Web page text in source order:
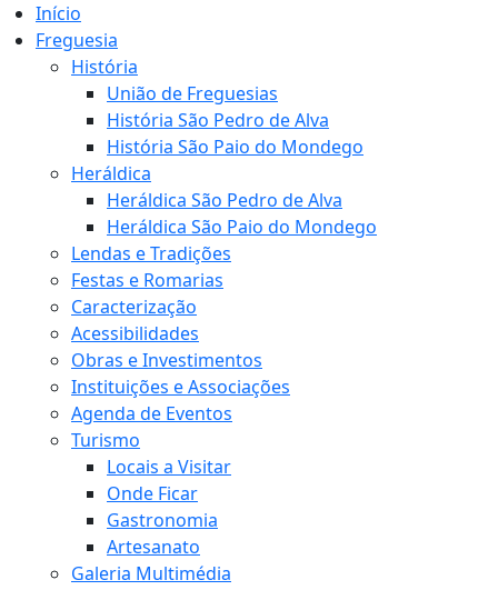
Início
Freguesia
História
União de Freguesias
História São Pedro de Alva
História São Paio do Mondego
Heráldica
Heráldica São Pedro de Alva
Heráldica São Paio do Mondego
Lendas e Tradições
Festas e Romarias
Caracterização
Acessibilidades
Obras e Investimentos
Instituições e Associações
Agenda de Eventos
Turismo
Locais a Visitar
Onde Ficar
Gastronomia
Artesanato
Galeria Multimédia